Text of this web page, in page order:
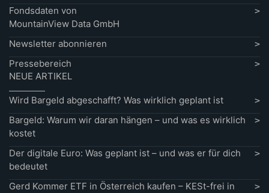
Fondsdaten von
MountainView Data GmbH
Newsletter abonnieren
Pressebereich
NEUE ARTIKEL
Wird Bargeld abgeschafft? Was wirklich geplant ist
Bargeld: Warum wir daran hängen – und was es wirklich
kostet
Der digitale Euro: Was geplant ist – und was er für dich
bedeutet
Gerd Kommer ETF in Österreich kaufen – KESt-frei in